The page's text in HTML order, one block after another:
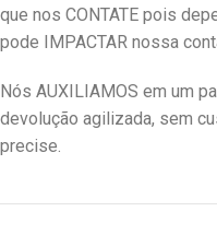
que nos CONTATE pois
pode IMPACTAR nossa
Nós AUXILIAMOS em um
devolução agilizada, sem
precise.